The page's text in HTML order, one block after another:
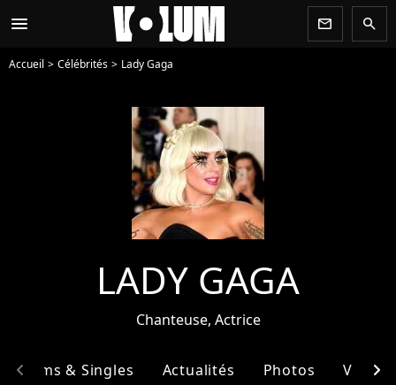
menu newsletter search
Accueil Célébrités Lady Gaga
LADY GAGA
Chanteuse, Actrice
Albums & Singles Actualités Photos Vidéos
chevron_left chevron_right